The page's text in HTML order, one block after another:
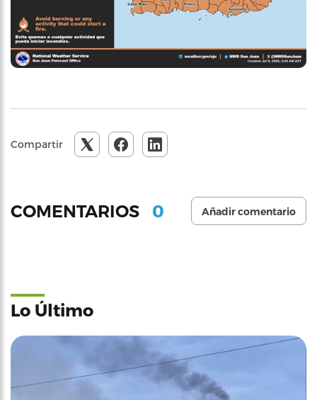
Compartir
COMENTARIOS 0 Añadir comentario
Lo Último